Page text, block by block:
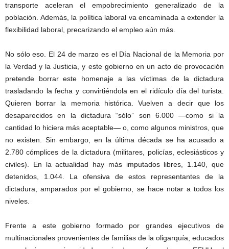
transporte aceleran el empobrecimiento generalizado de la
población. Además, la política laboral va encaminada a extender la
flexibilidad laboral, precarizando el empleo aún más.
No sólo eso. El 24 de marzo es el Día Nacional de la Memoria por
la Verdad y la Justicia, y este gobierno en un acto de provocación
pretende borrar este homenaje a las víctimas de la dictadura
trasladando la fecha y convirtiéndola en el ridículo día del turista.
Quieren borrar la memoria histórica. Vuelven a decir que los
desaparecidos en la dictadura “sólo” son 6.000 —como si la
cantidad lo hiciera más aceptable— o, como algunos ministros, que
no existen. Sin embargo, en la última década se ha acusado a
2.780 cómplices de la dictadura (militares, policías, eclesiásticos y
civiles). En la actualidad hay más imputados libres, 1.140, que
detenidos, 1.044. La ofensiva de estos representantes de la
dictadura, amparados por el gobierno, se hace notar a todos los
niveles.
Frente a este gobierno formado por grandes ejecutivos de
multinacionales provenientes de familias de la oligarquía, educados